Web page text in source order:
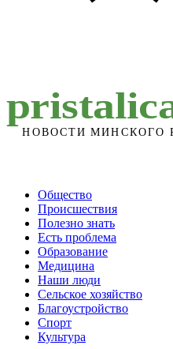
Общество
Происшествия
Полезно знать
Есть проблема
Образование
Медицина
Наши люди
Сельское хозяйство
Благоустройство
Спорт
Культура